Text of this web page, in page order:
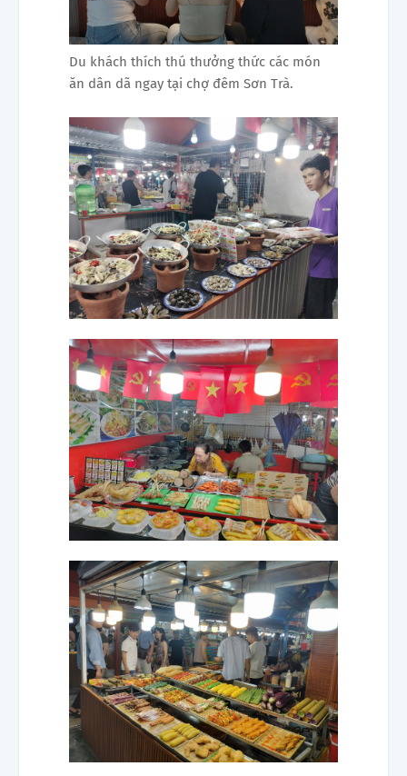
Du khách thích thú thưởng thức các món
ăn dân dã ngay tại chợ đêm Sơn Trà.